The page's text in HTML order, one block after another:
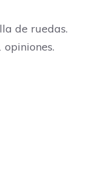
de ruedas.
opiniones.